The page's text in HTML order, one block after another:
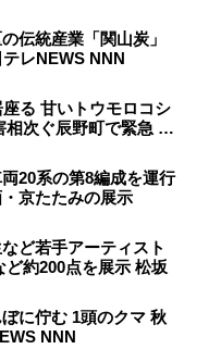
伝統産業 「関山炭」
レNEWS NNN
る 甘いトウモロコシ
相次ぐ辰野町で緊急 …
20系の第8編成を運行
京たたみの展示
ど若手アーティスト
ど約200点を展示 松坂
に佇む 1頭のクマ 秋
NNN